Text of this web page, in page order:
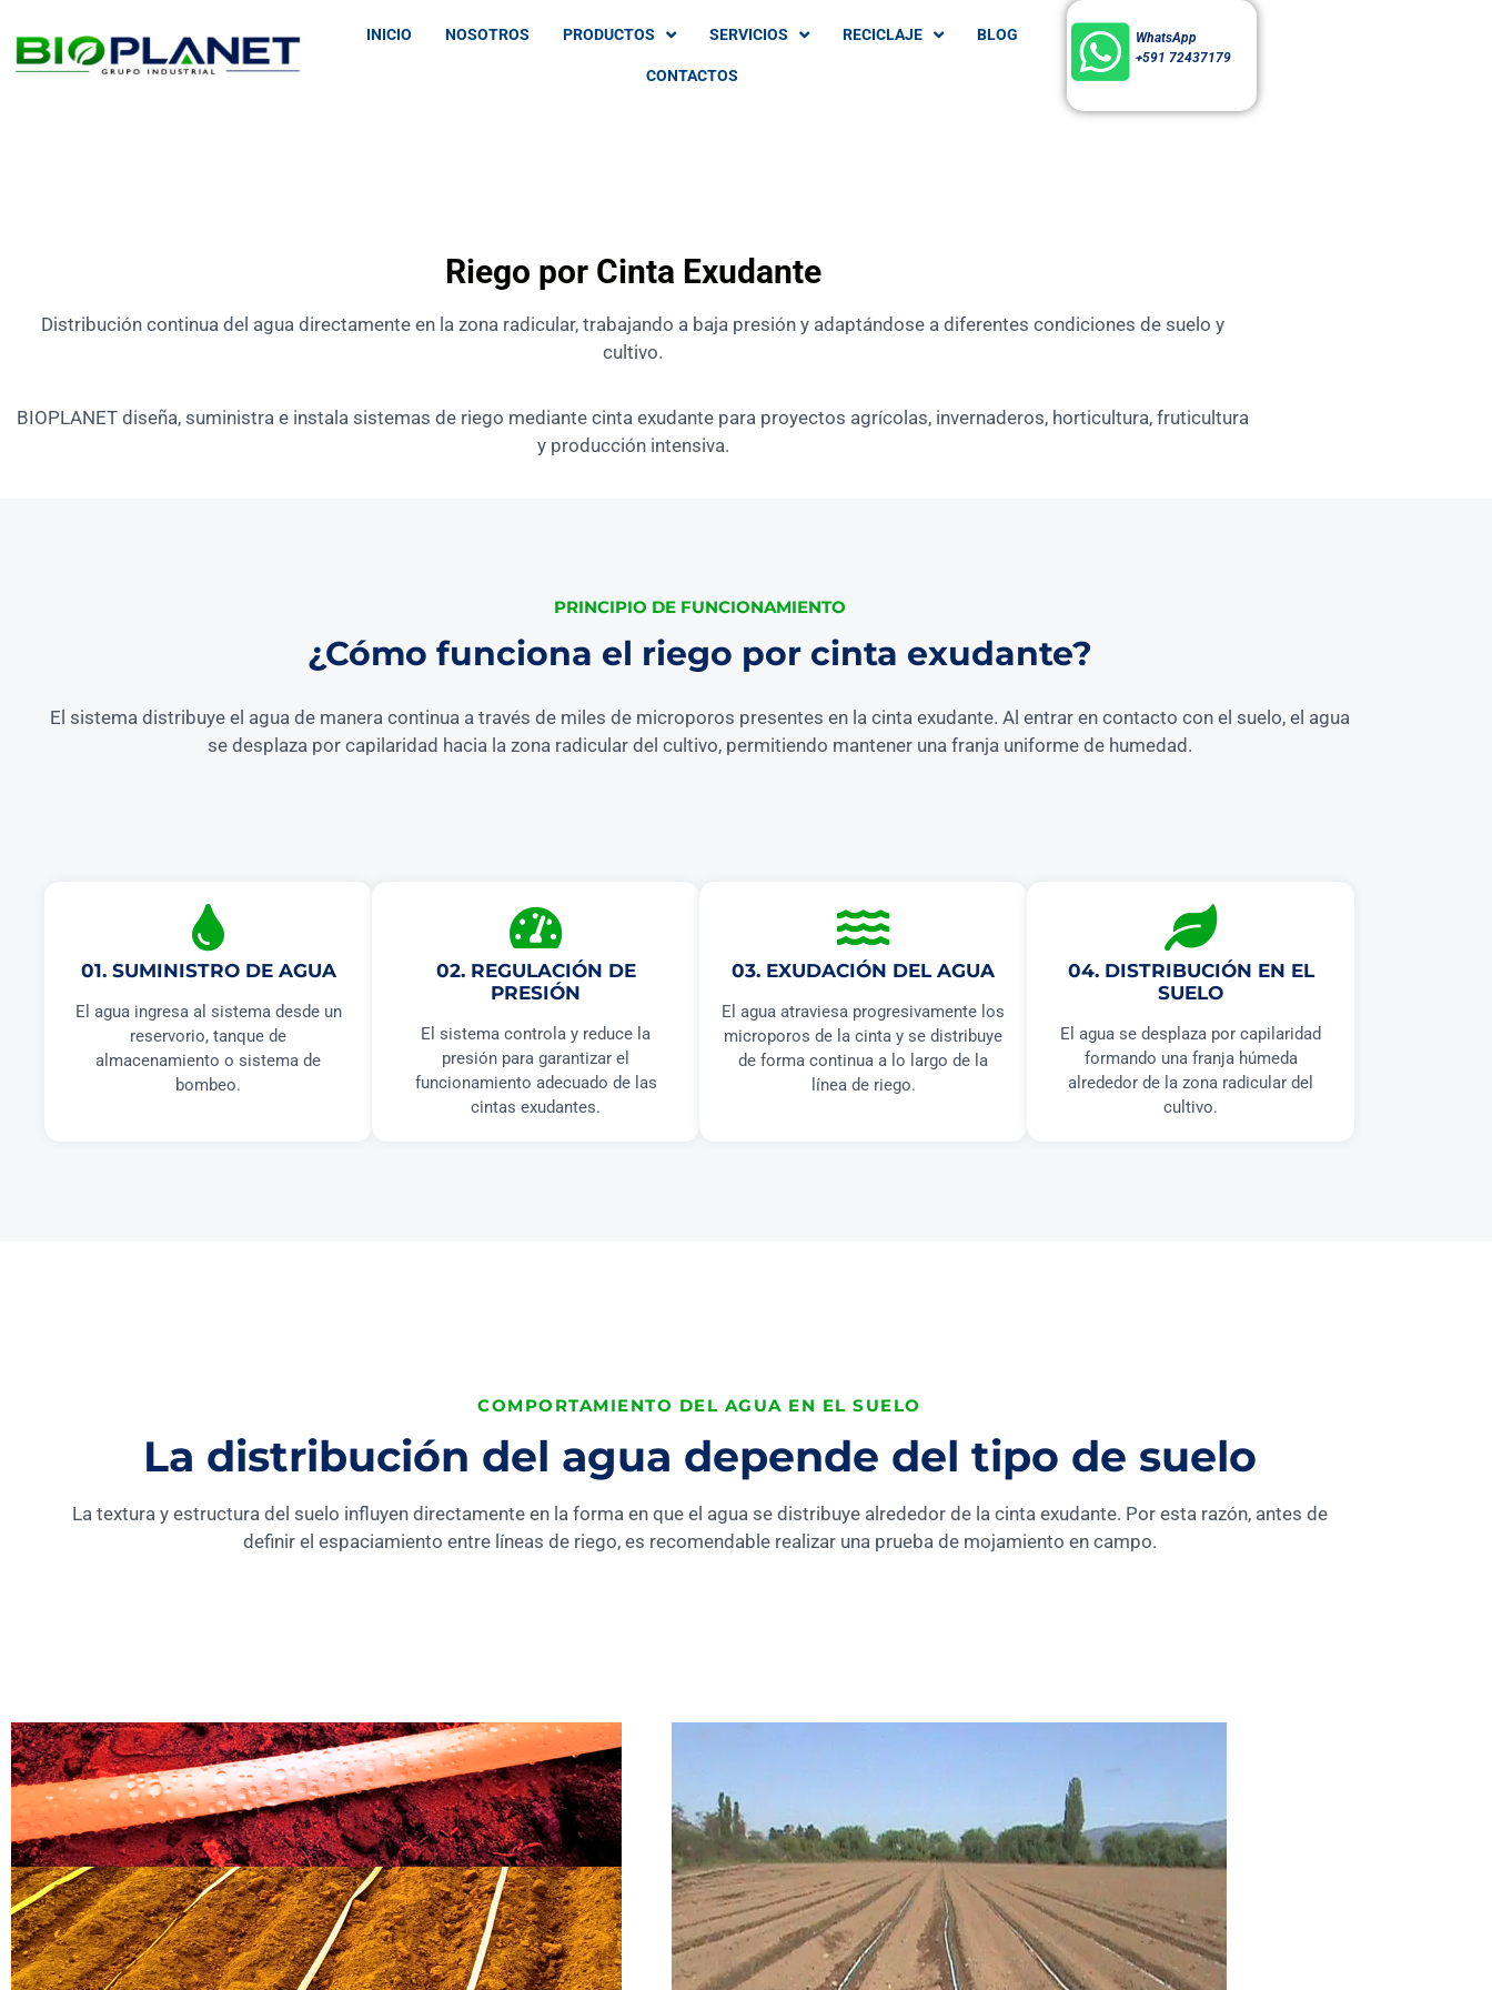
INICIO NOSOTROS PRODUCTOS SERVICIOS RECICLAJE BLOG
CONTACTOS
WhatsApp
+591 72437179
Riego por Cinta Exudante
Distribución continua del agua directamente en la zona radicular, trabajando a baja presión y adaptándose a diferentes condiciones de suelo y
cultivo.
BIOPLANET diseña, suministra e instala sistemas de riego mediante cinta exudante para proyectos agrícolas, invernaderos, horticultura, fruticultura
y producción intensiva.
PRINCIPIO DE FUNCIONAMIENTO
¿Cómo funciona el riego por cinta exudante?
El sistema distribuye el agua de manera continua a través de miles de microporos presentes en la cinta exudante. Al entrar en contacto con el suelo, el agua
se desplaza por capilaridad hacia la zona radicular del cultivo, permitiendo mantener una franja uniforme de humedad.
01. SUMINISTRO DE AGUA
El agua ingresa al sistema desde un
reservorio, tanque de
almacenamiento o sistema de
bombeo.
02. REGULACIÓN DE
PRESIÓN
El sistema controla y reduce la
presión para garantizar el
funcionamiento adecuado de las
cintas exudantes.
03. EXUDACIÓN DEL AGUA
El agua atraviesa progresivamente los
microporos de la cinta y se distribuye
de forma continua a lo largo de la
línea de riego.
04. DISTRIBUCIÓN EN EL
SUELO
El agua se desplaza por capilaridad
formando una franja húmeda
alrededor de la zona radicular del
cultivo.
COMPORTAMIENTO DEL AGUA EN EL SUELO
La distribución del agua depende del tipo de suelo
La textura y estructura del suelo influyen directamente en la forma en que el agua se distribuye alrededor de la cinta exudante. Por esta razón, antes de
definir el espaciamiento entre líneas de riego, es recomendable realizar una prueba de mojamiento en campo.